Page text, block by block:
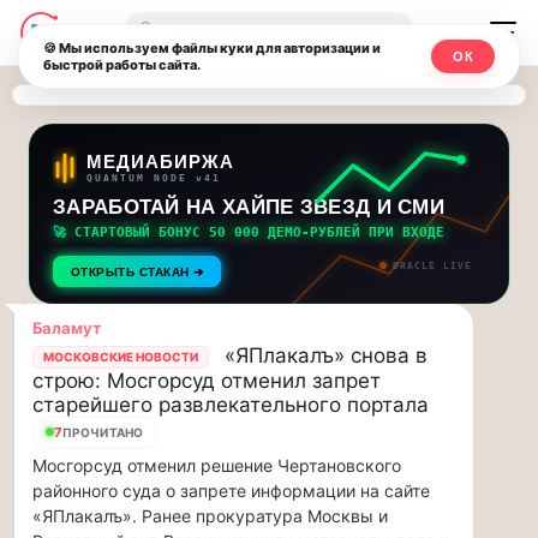
Последние
новости
и
обновления
потока:
Друзья,
приглашаем
на
музыкальную
прогулку
по
Москве
Чайковского!…
приглашаем
на
музыкальную
Москвичи.net
—
Главный
столичный
чат-
мессенджер,
новости
и
инсайды
Москвы
🔍
МЕДИАБИРЖА
QUANTUM NODE v41
ЗАРАБОТАЙ НА ХАЙПЕ ЗВЕЗД И СМИ
🚀 СТАРТОВЫЙ БОНУС 50 000 ДЕМО-РУБЛЕЙ ПРИ ВХОДЕ
ОТКРЫТЬ СТАКАН ➔ ORACLE LIVE
Баламут
МОСКОВСКИЕ НОВОСТИ
«ЯПлакалъ» снова в
строю: Мосгорсуд отменил запрет
старейшего развлекательного портала
7ПРОЧИТАНО
Мосгорсуд отменил решение Чертановского
районного суда о запрете информации на сайте
«ЯПлакалъ». Ранее прокуратура Москвы и
🍪 Мы используем файлы куки для авторизации и
быстрой работы сайта.
ОК